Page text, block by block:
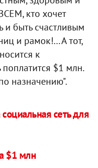
кто хочет
и быть счастливым
и рамок!... А тот,
к
поплатится $1 млн.
назначению".
сеть для
$1 млн